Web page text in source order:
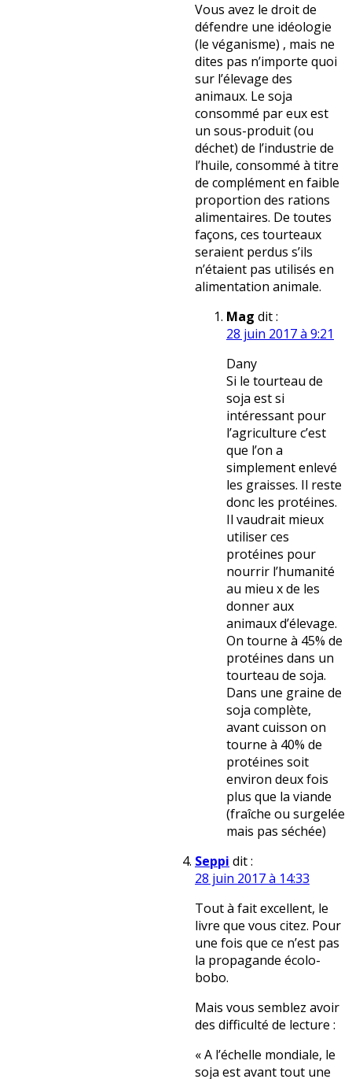
Vous avez le droit de
défendre une idéologie
(le véganisme) , mais ne
dites pas n’importe quoi
sur l’élevage des
animaux. Le soja
consommé par eux est
un sous-produit (ou
déchet) de l’industrie de
l’huile, consommé à titre
de complément en faible
proportion des rations
alimentaires. De toutes
façons, ces tourteaux
seraient perdus s’ils
n’étaient pas utilisés en
alimentation animale.
Mag dit :
28 juin 2017 à 9:21
Dany
Si le tourteau de
soja est si
intéressant pour
l’agriculture c’est
que l’on a
simplement enlevé
les graisses. Il reste
donc les protéines.
Il vaudrait mieux
utiliser ces
protéines pour
nourrir l’humanité
au mieu x de les
donner aux
animaux d’élevage.
On tourne à 45% de
protéines dans un
tourteau de soja.
Dans une graine de
soja complète,
avant cuisson on
tourne à 40% de
protéines soit
environ deux fois
plus que la viande
(fraîche ou surgelée
mais pas séchée)
Seppi dit :
28 juin 2017 à 14:33
Tout à fait excellent, le
livre que vous citez. Pour
une fois que ce n’est pas
la propagande écolo-
bobo.
Mais vous semblez avoir
des difficulté de lecture :
« A l’échelle mondiale, le
soja est avant tout une